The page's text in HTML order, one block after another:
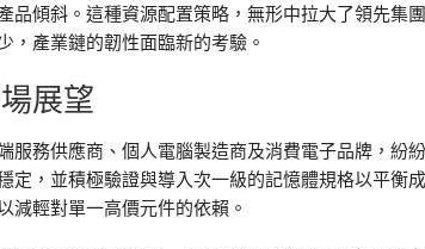
傾斜。這種資源配置策略，無形中拉大了領先集
，產業鏈的韌性面臨新的考驗。
展望
務供應商、個人電腦製造商及消費電子品牌，紛
，並積極驗證與導入次一級的記憶體規格以平衡
減輕對單一高價元件的依賴。